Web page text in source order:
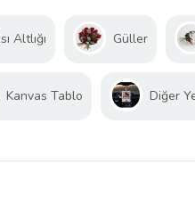
Altlığı Güller
Kanvas Tablo Diğer